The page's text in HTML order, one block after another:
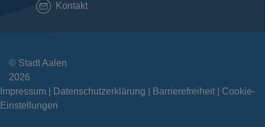
Kontakt
© Stadt Aalen
2026
Impressum
Datenschutzerklärung Barrierefreiheit
Cookie-
Einstellungen